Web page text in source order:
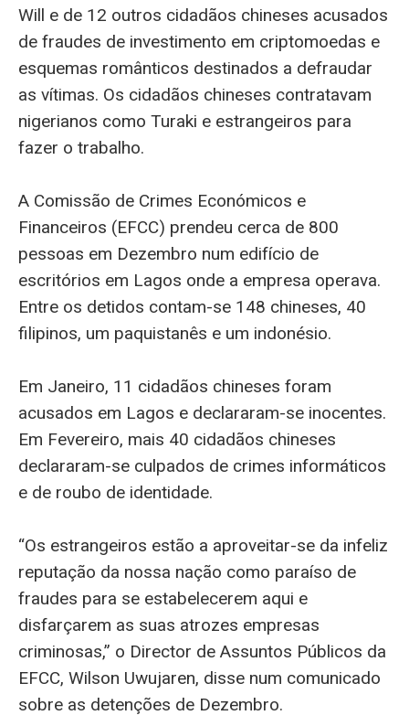
Will e de 12 outros cidadãos chineses acusados
de fraudes de investimento em criptomoedas e
esquemas românticos destinados a defraudar
as vítimas. Os cidadãos chineses contratavam
nigerianos como Turaki e estrangeiros para
fazer o trabalho.
A Comissão de Crimes Económicos e
Financeiros (EFCC) prendeu cerca de 800
pessoas em Dezembro num edifício de
escritórios em Lagos onde a empresa operava.
Entre os detidos contam-se 148 chineses, 40
filipinos, um paquistanês e um indonésio.
Em Janeiro, 11 cidadãos chineses foram
acusados em Lagos e declararam-se inocentes.
Em Fevereiro, mais 40 cidadãos chineses
declararam-se culpados de crimes informáticos
e de roubo de identidade.
“Os estrangeiros estão a aproveitar-se da infeliz
reputação da nossa nação como paraíso de
fraudes para se estabelecerem aqui e
disfarçarem as suas atrozes empresas
criminosas,” o Director de Assuntos Públicos da
EFCC, Wilson Uwujaren, disse num comunicado
sobre as detenções de Dezembro.